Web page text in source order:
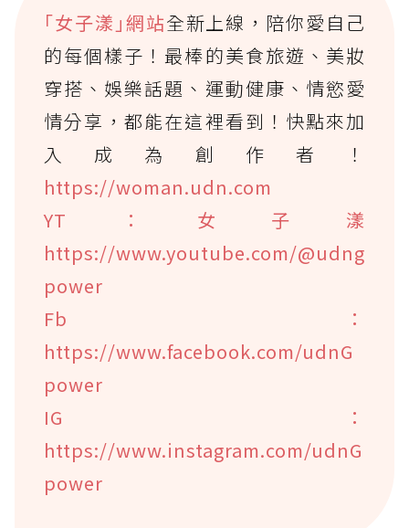
｢女子漾｣網站全新上線，陪你愛自己
的每個樣子！最棒的美食旅遊、美妝
穿搭、娛樂話題、運動健康、情慾愛
情分享，都能在這裡看到！快點來加
入成為創作者！
https://woman.udn.com
YT：女子漾
https://www.youtube.com/@udng
power
Fb：
https://www.facebook.com/udnG
power
IG：
https://www.instagram.com/udnG
power